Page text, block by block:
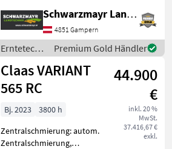
Ballenkammer,
Ballenrampe, Druckluft,
Netzbindung,
Rollenniederhalter,
Schneidwerk EDV: 59666
Rundba
Schwarzmayr Landtechnik GmbH - Gampern
4851 Gampern
Erntetechnik
Grünland /
Krone
Premium Gold Händler
Claas VARIANT
565 RC
44.900
€
inkl. 20 %
MwSt.
37.416,67 €
exkl.
Bj. 2023
3800 h
Zentralschmierung: autom.
Zentralschmierung,